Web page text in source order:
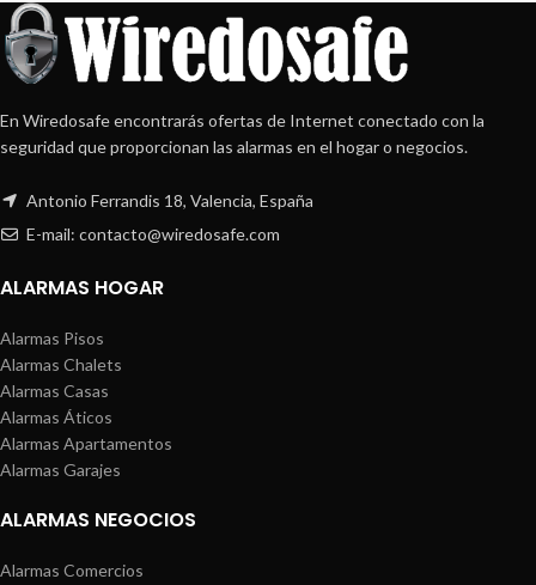
En Wiredosafe encontrarás ofertas de Internet conectado con la
seguridad que proporcionan las alarmas en el hogar o negocios.
Antonio Ferrandis 18, Valencia, España
E-mail: contacto@wiredosafe.com
ALARMAS HOGAR
Alarmas Pisos
Alarmas Chalets
Alarmas Casas
Alarmas Áticos
Alarmas Apartamentos
Alarmas Garajes
ALARMAS NEGOCIOS
Alarmas Comercios